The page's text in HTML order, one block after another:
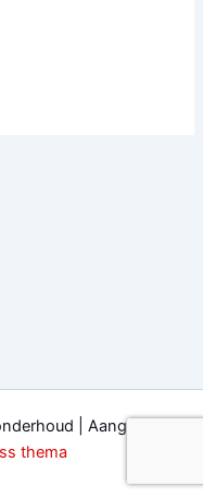
| Aangedreven
thema